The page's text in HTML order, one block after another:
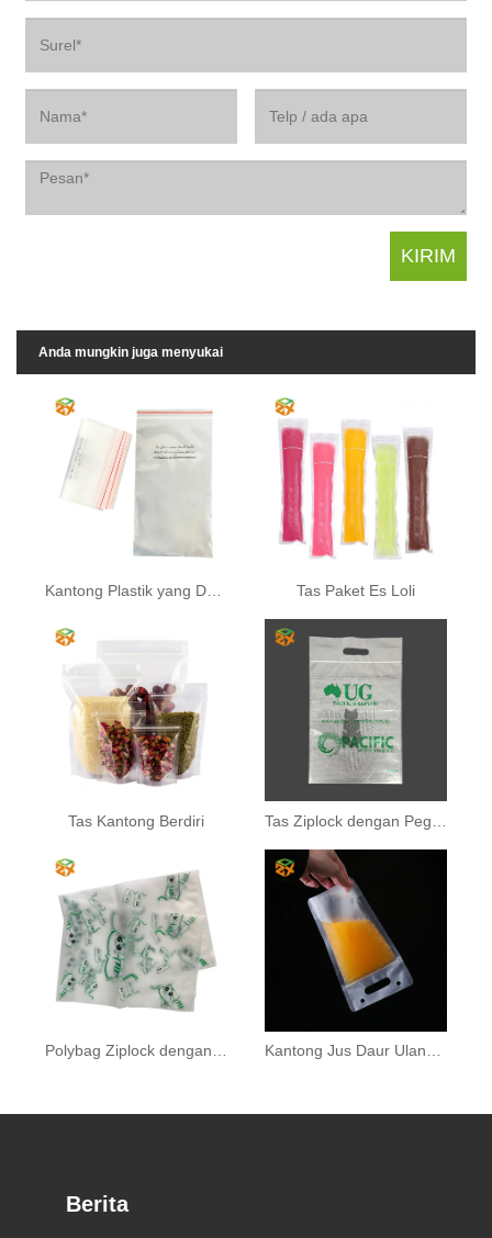
Anda mungkin juga menyukai
Kantong Plastik yang Dapat Digunakan Kembali Tas Paket Es Loli
Tas Kantong Berdiri
Polybag Ziplock dengan Logo Anda Kantong Jus Daur Ulang Ritsleting
Berita